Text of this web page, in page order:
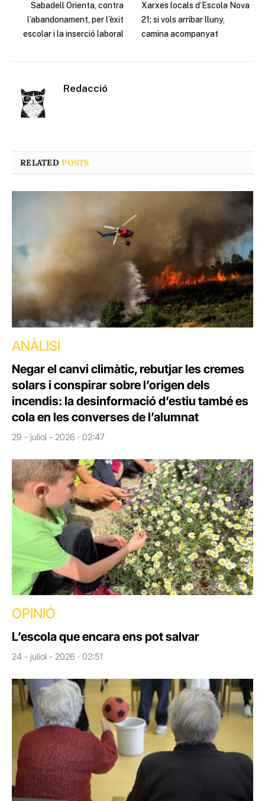
Sabadell Orienta, contra
l’abandonament, per l’èxit
escolar i la inserció laboral
Xarxes locals d’Escola Nova
21; si vols arribar lluny,
camina acompanyat
Redacció
RELATEDPOSTS
ANÀLISI
Negar el canvi climàtic, rebutjar les cremes
solars i conspirar sobre l’origen dels
incendis: la desinformació d’estiu també es
cola en les converses de l’alumnat
29 - juliol - 2026 · 02:47
OPINIÓ
L’escola que encara ens pot salvar
24 - juliol - 2026 · 02:51